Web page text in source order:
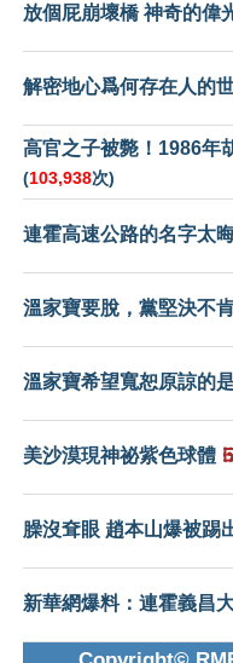
放個屁崩壞橋 神奇的偉
解密地心爲何存在人的
高官之子被斃！1986年
(103,938次)
連霍高速公路的名字太
溫家寶要脫，黨堅決不
溫家寶希望寬恕原諒的
美沙漠現神祕紫色球體
臊沒耷眼 趙本山爆被踢
新華網爆料：連霍義昌